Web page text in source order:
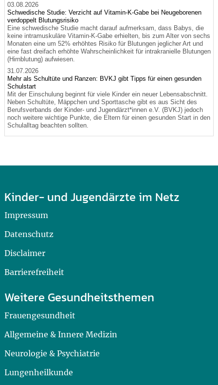
03.08.2026
Schwedische Studie: Verzicht auf Vitamin-K-Gabe bei Neugeborenen
verdoppelt Blutungsrisiko
Eine schwedische Studie macht darauf aufmerksam, dass Babys, die
keine intramuskuläre Vitamin-K-Gabe erhielten, bis zum Alter von sechs
Monaten eine um 52% erhöhtes Risiko für Blutungen jeglicher Art und
eine fast dreifach erhöhte Wahrscheinlichkeit für intrakranielle Blutungen
(Hirnblutung) aufwiesen.
31.07.2026
Mehr als Schultüte und Ranzen: BVKJ gibt Tipps für einen gesunden
Schulstart
Mit der Einschulung beginnt für viele Kinder ein neuer Lebensabschnitt.
Neben Schultüte, Mäppchen und Sporttasche gibt es aus Sicht des
Berufsverbands der Kinder- und Jugendärzt*innen e.V. (BVKJ) jedoch
noch weitere wichtige Punkte, die Eltern für einen gesunden Start in den
Schulalltag beachten sollten.
Kinder- und Jugendärzte im Netz
Impressum
Datenschutz
Disclaimer
Barrierefreiheit
Weitere Gesundheitsthemen
Frauengesundheit
Allgemeine & Innere Medizin
Neurologie & Psychiatrie
Lungenheilkunde